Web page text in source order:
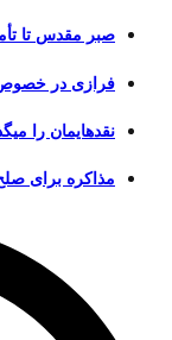
صبر مقدس تا
فرازی در خصوص
نقدهایمان را
مذاکره برای